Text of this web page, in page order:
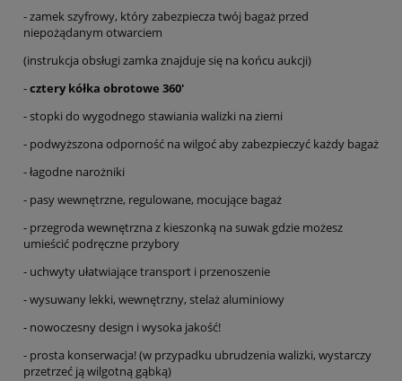
- zamek szyfrowy, który zabezpiecza twój bagaż przed
niepożądanym otwarciem
(instrukcja obsługi zamka znajduje się na końcu aukcji)
-cztery kółka obrotowe 360'
- stopki do wygodnego stawiania walizki na ziemi
- podwyższona odporność na wilgoć aby zabezpieczyć każdy bagaż
- łagodne narożniki
- pasy wewnętrzne, regulowane, mocujące bagaż
- przegroda wewnętrzna z kieszonką na suwak gdzie możesz
umieścić podręczne przybory
- uchwyty ułatwiające transport i przenoszenie
- wysuwany lekki, wewnętrzny, stelaż aluminiowy
- nowoczesny design i wysoka jakość!
- prosta konserwacja! (w przypadku ubrudzenia walizki, wystarczy
przetrzeć ją wilgotną gąbką)